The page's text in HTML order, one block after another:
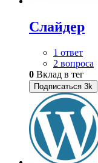
Слайдер
1 ответ
2 вопроса
0 Вклад в тег
Подписаться 3k